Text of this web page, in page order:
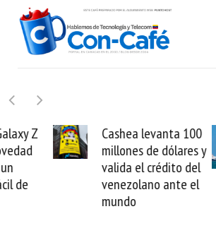
Cashea levanta 100
millones de dólares y
valida el crédito del
venezolano ante el